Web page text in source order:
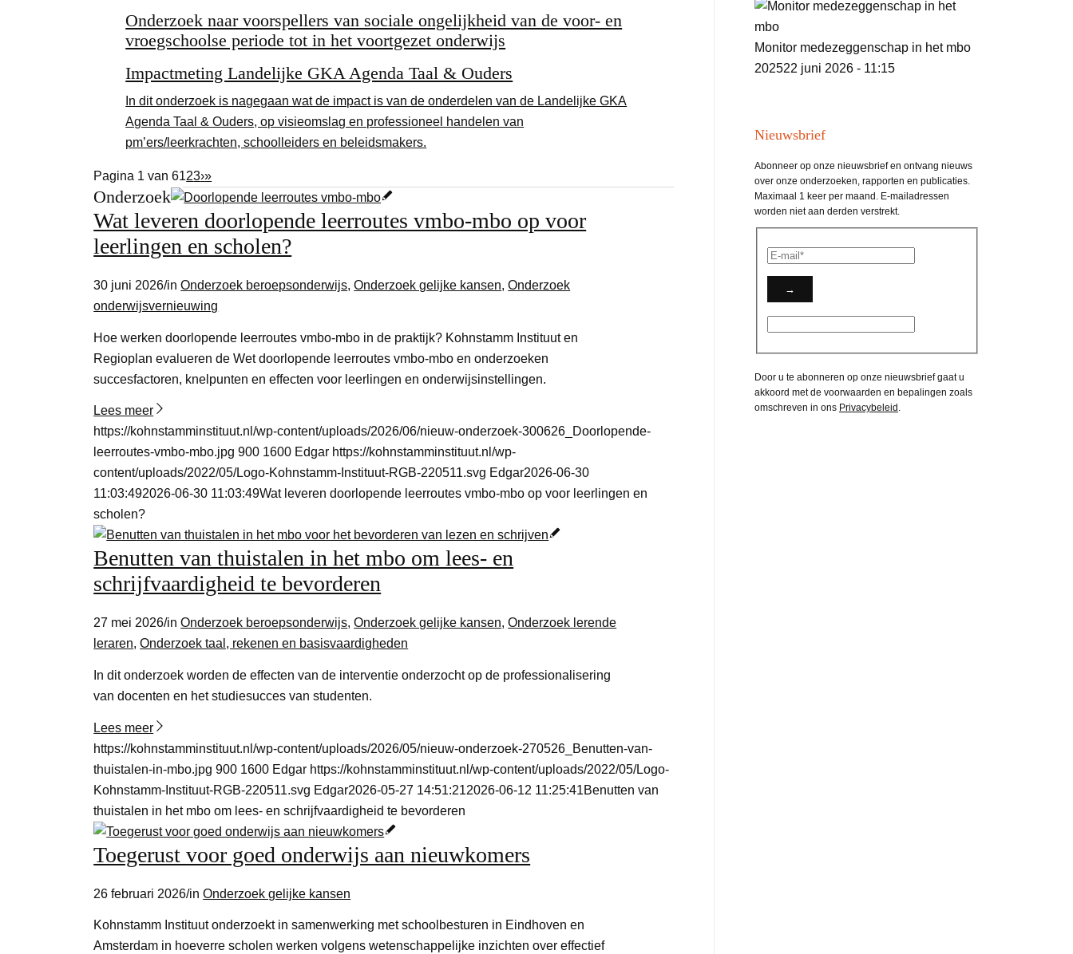
Onderzoek naar voorspellers van sociale ongelijkheid van de voor- en
vroegschoolse periode tot in het voortgezet onderwijs
Impactmeting Landelijke GKA Agenda Taal & Ouders
In dit onderzoek is nagegaan wat de impact is van de onderdelen van de Landelijke GKA
Agenda Taal & Ouders, op visieomslag en professioneel handelen van
pm’ers/leerkrachten, schoolleiders en beleidsmakers.
Pagina 1 van 6123›»
Onderzoek
Wat leveren doorlopende leerroutes vmbo-mbo op voor
leerlingen en scholen?
30 juni 2026/inOnderzoek beroepsonderwijs,Onderzoek gelijke kansen,Onderzoek
onderwijsvernieuwing
Hoe werken doorlopende leerroutes vmbo-mbo in de praktijk? Kohnstamm Instituut en
Regioplan evalueren de Wet doorlopende leerroutes vmbo-mbo en onderzoeken
succesfactoren, knelpunten en effecten voor leerlingen en onderwijsinstellingen.
Lees meer
https://kohnstamminstituut.nl/wp-content/uploads/2026/06/nieuw-onderzoek-300626_Doorlopende-
leerroutes-vmbo-mbo.jpg 900 1600 Edgar https://kohnstamminstituut.nl/wp-
content/uploads/2022/05/Logo-Kohnstamm-Instituut-RGB-220511.svg Edgar2026-06-30
11:03:492026-06-30 11:03:49Wat leveren doorlopende leerroutes vmbo-mbo op voor leerlingen en
scholen?
Benutten van thuistalen in het mbo om lees- en
schrijfvaardigheid te bevorderen
27 mei 2026/inOnderzoek beroepsonderwijs,Onderzoek gelijke kansen,Onderzoek lerende
leraren,Onderzoek taal, rekenen en basisvaardigheden
In dit onderzoek worden de effecten van de interventie onderzocht op de professionalisering
van docenten en het studiesucces van studenten.
Lees meer
https://kohnstamminstituut.nl/wp-content/uploads/2026/05/nieuw-onderzoek-270526_Benutten-van-
thuistalen-in-mbo.jpg 900 1600 Edgar https://kohnstamminstituut.nl/wp-content/uploads/2022/05/Logo-
Kohnstamm-Instituut-RGB-220511.svg Edgar2026-05-27 14:51:212026-06-12 11:25:41Benutten van
thuistalen in het mbo om lees- en schrijfvaardigheid te bevorderen
Toegerust voor goed onderwijs aan nieuwkomers
26 februari 2026/inOnderzoek gelijke kansen
Kohnstamm Instituut onderzoekt in samenwerking met schoolbesturen in Eindhoven en
Amsterdam in hoeverre scholen werken volgens wetenschappelijke inzichten over effectief
Monitor medezeggenschap in het mbo
202522 juni 2026 - 11:15
Nieuwsbrief
Abonneer op onze nieuwsbrief en ontvang nieuws
over onze onderzoeken, rapporten en publicaties.
Maximaal 1 keer per maand. E-mailadressen
worden niet aan derden verstrekt.
Door u te abonneren op onze nieuwsbrief gaat u
akkoord met de voorwaarden en bepalingen zoals
omschreven in ons Privacybeleid .